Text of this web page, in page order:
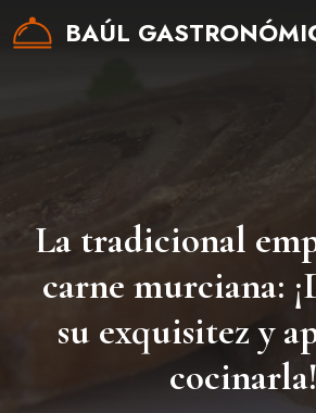
Saltar
BAÚL
La tradicional
carne murciana:
su exquisitez y
cocinarla!